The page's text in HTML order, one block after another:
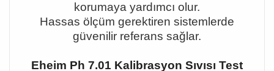
korumaya yardımcı olur.
Hassas ölçüm gerektiren sistemlerde
güvenilir referans sağlar.
Eheim Ph 7.01 Kalibrasyon Sıvısı Test